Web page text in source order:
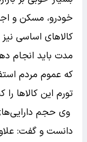
خودرو، مسکن و
کالاهای اساسی
مدت باید انجام
که عموم مردم
تورم این کالاها را
دانست و گفت: